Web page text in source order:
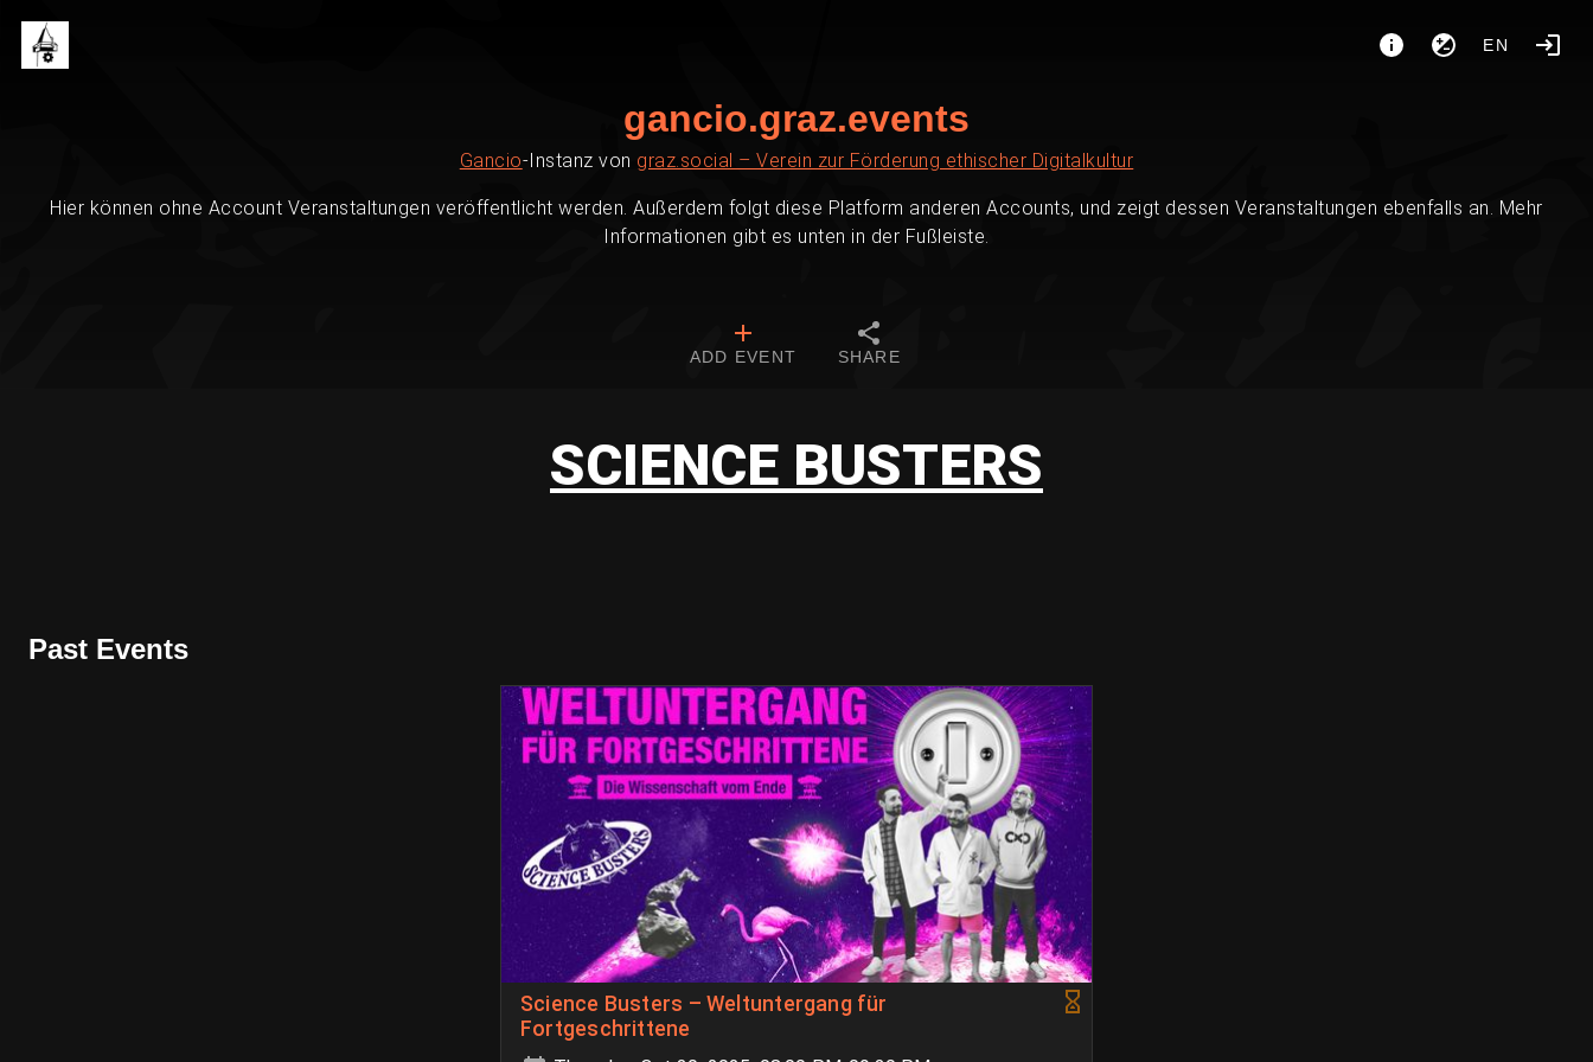
EN
gancio.graz.events
Gancio-Instanz von graz.social – Verein zur Förderung ethischer Digitalkultur
Hier können ohne Account Veranstaltungen veröffentlicht werden. Außerdem folgt diese Platform anderen Accounts, und zeigt dessen Veranstaltungen ebenfalls an. Mehr
Informationen gibt es unten in der Fußleiste.
ADD EVENT SHARE
SCIENCE BUSTERS
Past Events
Science Busters – Weltuntergang für
Fortgeschrittene